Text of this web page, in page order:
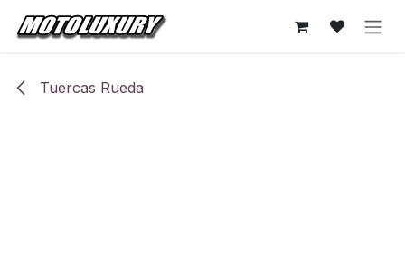
Ir al contenido
Tuercas Rueda